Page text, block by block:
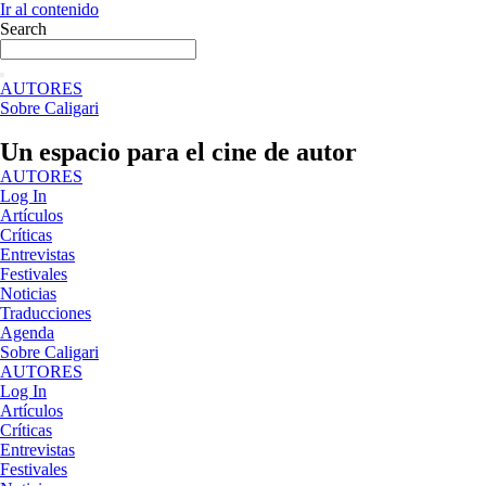
Ir al contenido
Search
AUTORES
Sobre Caligari
Un espacio para el cine de autor
AUTORES
Log In
Artículos
Críticas
Entrevistas
Festivales
Noticias
Traducciones
Agenda
Sobre Caligari
AUTORES
Log In
Artículos
Críticas
Entrevistas
Festivales